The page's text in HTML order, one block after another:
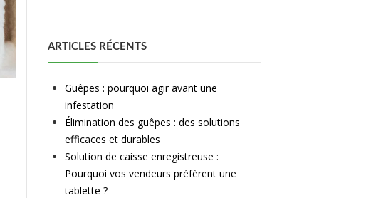
ARTICLES RÉCENTS
Guêpes : pourquoi agir avant une
infestation
Élimination des guêpes : des solutions
efficaces et durables
Solution de caisse enregistreuse :
Pourquoi vos vendeurs préfèrent une
tablette ?